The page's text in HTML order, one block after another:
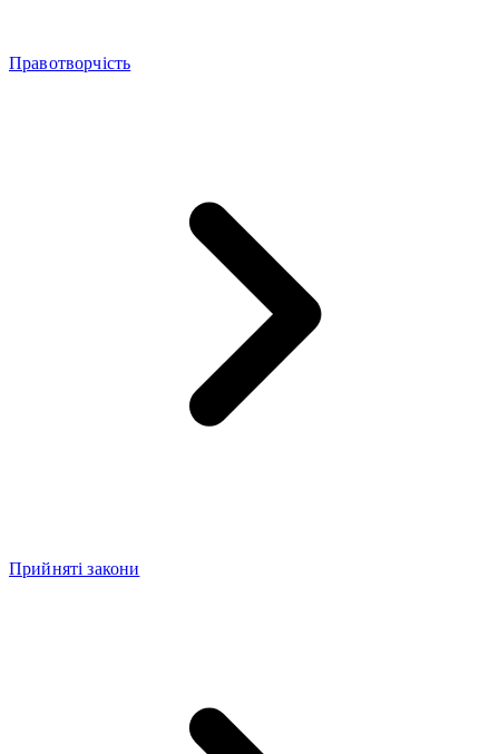
Правотворчість
Прийняті закони